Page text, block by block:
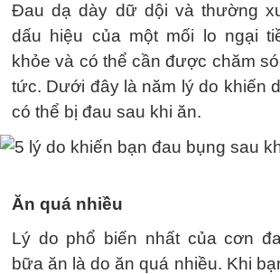
Đau dạ dày dữ dội và thường
dấu hiệu của một mối lo ngại
khỏe và có thể cần được chăm
tức. Dưới đây là năm lý do khiến
có thể bị đau sau khi ăn.
Ăn quá nhiều
Lý do phổ biến nhất của cơn
bữa ăn là do ăn quá nhiều. Khi